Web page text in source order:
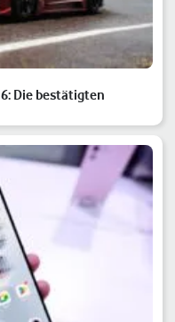
Die bestätigten